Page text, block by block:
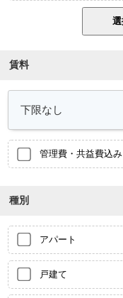
賃料
管理費・共益費込み
種別
アパート
戸建て